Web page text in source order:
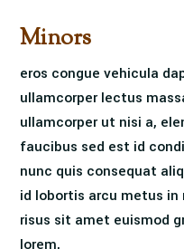
Minors
eros congue vehicula
ullamcorper lectus
ullamcorper ut nisi a,
faucibus sed est id
nunc quis consequat
id lobortis arcu metus in
risus sit amet euismod
lorem,